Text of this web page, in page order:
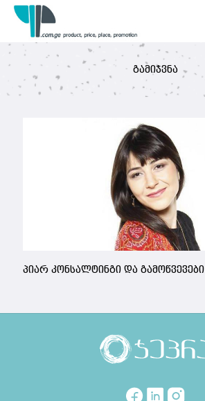
გამიჯვნა
პიარ კონსალტინგი და გამოწვევები